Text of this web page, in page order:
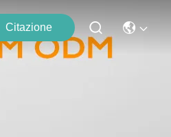
Citazione